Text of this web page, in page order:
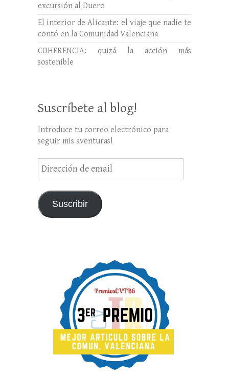
excursión al Duero
El interior de Alicante: el viaje que nadie te
contó en la Comunidad Valenciana
COHERENCIA: quizá la acción más
sostenible
Suscríbete al blog!
Introduce tu correo electrónico para
seguir mis aventuras!
Dirección
de
Suscribir